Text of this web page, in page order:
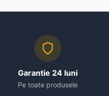
Garantie 24 luni
Pe toate produsele